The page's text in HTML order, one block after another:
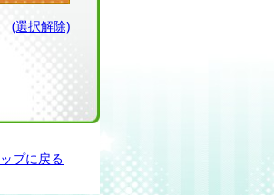
(選択解除)
プに戻る